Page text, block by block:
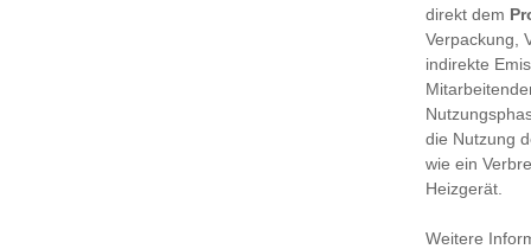
direkt dem
Verpackung,
indirekte
die Nutzung
wie ein
Heizgerät.
Weitere